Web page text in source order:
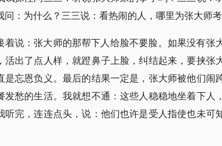
问：为什么？三三说：看热闹的人，哪里为张大师
着说：张大师的那帮下人给脸不要脸。如果没有张
活出了点人样，就蹬鼻子上脸，纠结起来，要挟张
是忘恩负义。最后的结果一定是，张大师被他们闹
发愁的生活。我就想不通：这些人稳稳地坐着下人
听完，连连点头，说：他们也许是受人指使也未可